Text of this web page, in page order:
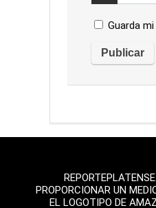
Guarda
PROPORCIONAR UN
EL LOGOTIPO DE